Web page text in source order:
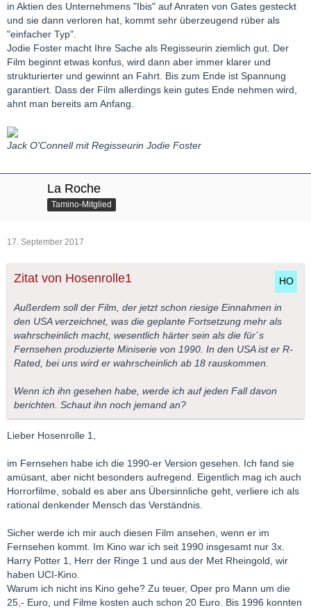
in Aktien des Unternehmens "Ibis" auf Anraten von Gates gesteckt
und sie dann verloren hat, kommt sehr überzeugend rüber als
"einfacher Typ".
Jodie Foster macht Ihre Sache als Regisseurin ziemlich gut. Der
Film beginnt etwas konfus, wird dann aber immer klarer und
strukturierter und gewinnt an Fahrt. Bis zum Ende ist Spannung
garantiert. Dass der Film allerdings kein gutes Ende nehmen wird,
ahnt man bereits am Anfang.
Jack O'Connell mit Regisseurin Jodie Foster
La Roche
Tamino-Mitglied
17. September 2017
Zitat von Hosenrolle1
Außerdem soll der Film, der jetzt schon riesige Einnahmen in
den USA verzeichnet, was die geplante Fortsetzung mehr als
wahrscheinlich macht, wesentlich härter sein als die für´s
Fernsehen produzierte Miniserie von 1990. In den USA ist er R-
Rated, bei uns wird er wahrscheinlich ab 18 rauskommen.
Wenn ich ihn gesehen habe, werde ich auf jeden Fall davon
berichten. Schaut ihn noch jemand an?
Lieber Hosenrolle 1,
im Fernsehen habe ich die 1990-er Version gesehen. Ich fand sie
amüsant, aber nicht besonders aufregend. Eigentlich mag ich auch
Horrorfilme, sobald es aber ans Übersinnliche geht, verliere ich als
rational denkender Mensch das Verständnis.
Sicher werde ich mir auch diesen Film ansehen, wenn er im
Fernsehen kommt. Im Kino war ich seit 1990 insgesamt nur 3x.
Harry Potter 1, Herr der Ringe 1 und aus der Met Rheingold, wir
haben UCI-Kino.
Warum ich nicht ins Kino gehe? Zu teuer, Oper pro Mann um die
25,- Euro, und Filme kosten auch schon 20 Euro. Bis 1996 konnten